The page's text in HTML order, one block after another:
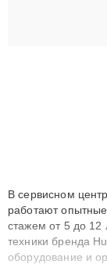
В сервисном
работают
стажем от 5 до 12
техники бренда
оборудование и